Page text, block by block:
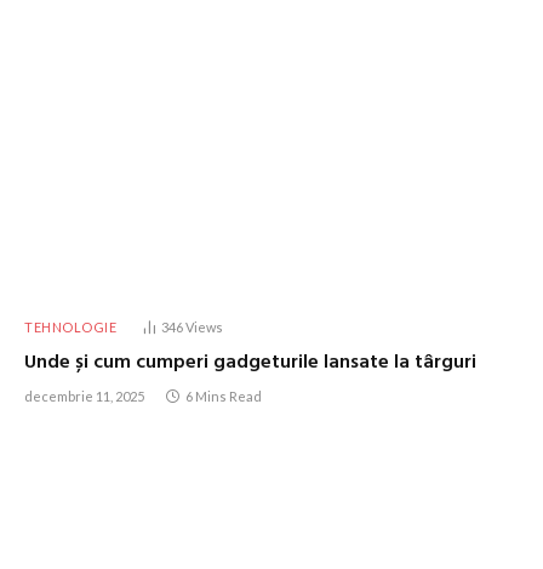
TEHNOLOGIE 346Views
Unde și cum cumperi gadgeturile lansate la târguri
decembrie 11, 2025 6 Mins Read